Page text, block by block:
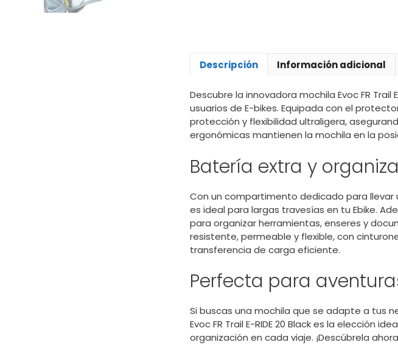
Descripción Información adicional
Descubre la innovadora mochila Evoc FR
usuarios de E-bikes. Equipada con el
protección y flexibilidad ultraligera,
ergonómicas mantienen la mochila en la
Batería extra y
Con un compartimento dedicado para
es ideal para largas travesías en tu Ebike.
para organizar herramientas, enseres y
resistente, permeable y flexible, con
transferencia de carga eficiente.
Perfecta para
Si buscas una mochila que se adapte a tus
Evoc FR Trail E-RIDE 20 Black es la elección
organización en cada viaje. ¡Descúbrela